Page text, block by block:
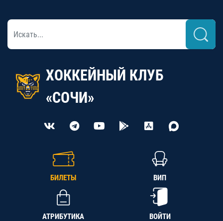
ХОККЕЙНЫЙ КЛУБ
«СОЧИ»
БИЛЕТЫ ВИП
АТРИБУТИКА ВОЙТИ